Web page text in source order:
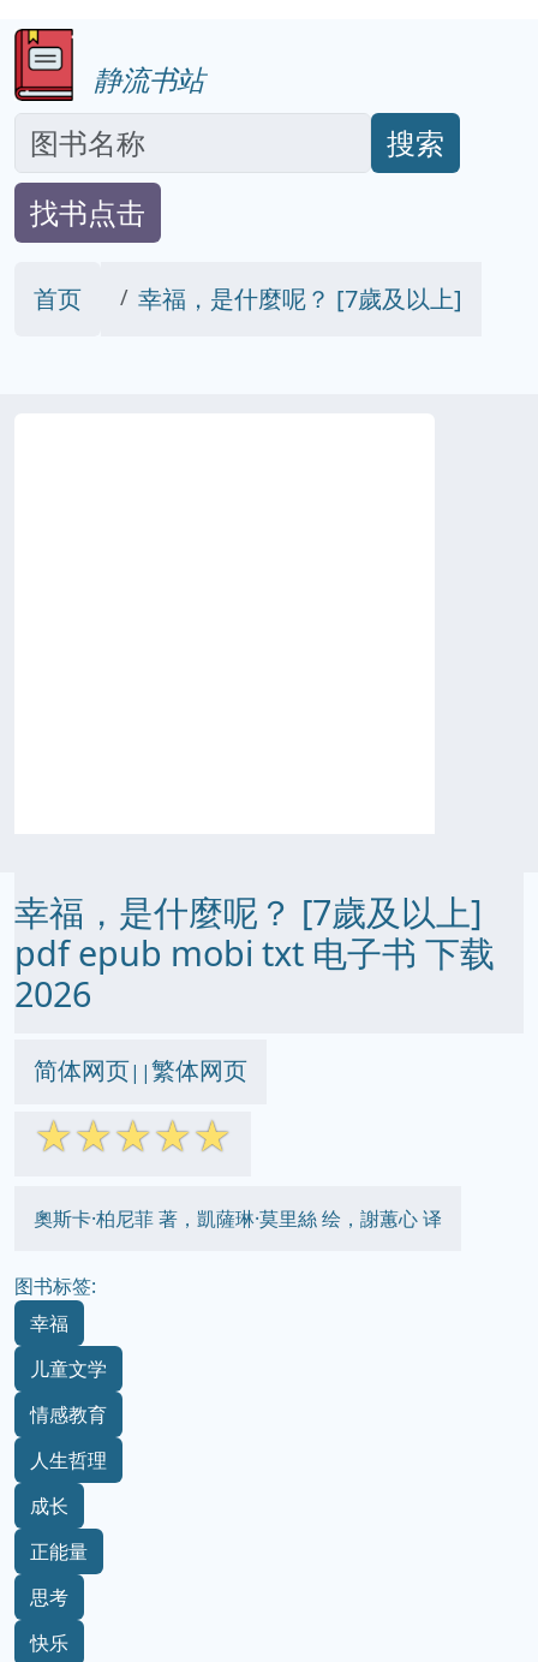
静流书站
搜索
找书点击
首页 幸福，是什麼呢？ [7歲及以上]
幸福，是什麼呢？ [7歲及以上]
pdf epub mobi txt 电子书 下载
2026
简体网页||繁体网页
☆☆☆☆☆
奧斯卡·柏尼菲 著，凱薩琳·莫里絲 绘，謝蕙心 译
图书标签:
幸福
儿童文学
情感教育
人生哲理
成长
正能量
思考
快乐